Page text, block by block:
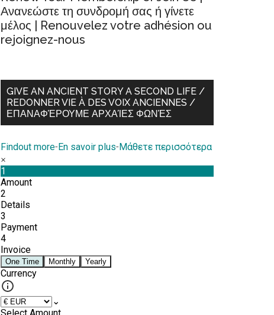
Ανανεώστε τη συνδρομή σας ή γίνετε
μέλος | Renouvelez votre adhésion ou
rejoignez-nous
GIVE AN ANCIENT STORY A SECOND LIFE /
REDONNER VIE À DES VOIX ANCIENNES /
ΕΠΑΝΑΦΈΡΟΥΜΕ ΑΡΧΑΊΕΣ ΦΩΝΈΣ
Findout more-En savoir plus-Μάθετε περισσότερα